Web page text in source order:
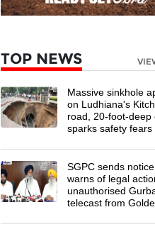
TOP NEWS
Massive sinkhole
on Ludhiana's
road, 20-foot-deep
sparks safety fears
SGPC sends
warns of legal
unauthorised
telecast from